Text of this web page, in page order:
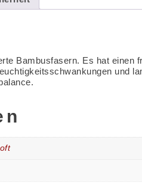
Bambusfasern. Es hat einen
und